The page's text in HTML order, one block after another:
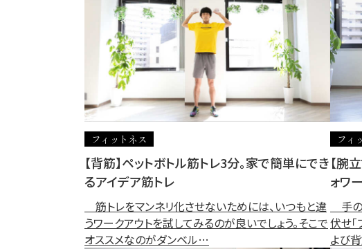
フィットネス
【背筋】ペットボトル筋トレ3分。家で簡単にでき
るアイデア筋トレ
筋トレをマンネリ化させないためには、いつもと違
うワークアウトを試してみるのが良いでしょう。そこで
オススメなのがダンベル…
フィ
【腕
ォワ
手
伏せ「
よび